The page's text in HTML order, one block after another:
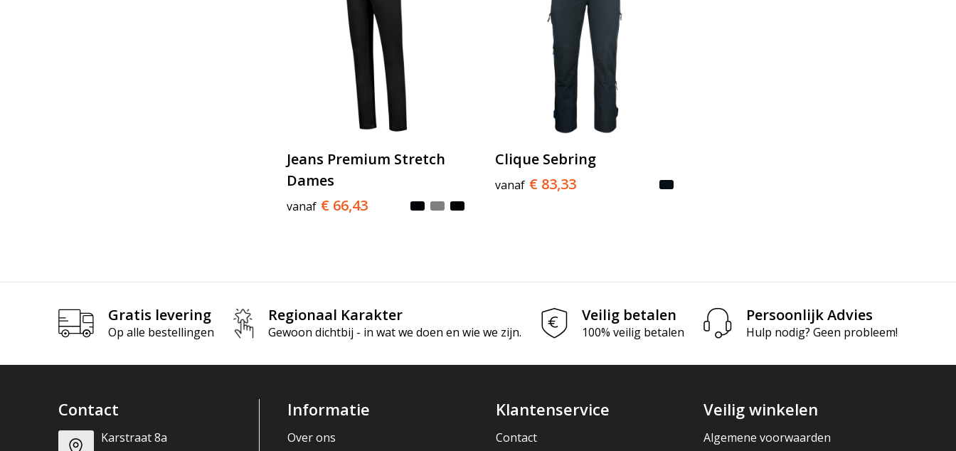
Jeans Premium Stretch
Dames
vanaf € 66,43
Clique Sebring
vanaf € 83,33
Gratis levering
Op alle bestellingen
Regionaal Karakter
Gewoon dichtbij - in wat we doen en wie we zijn.
Veilig betalen
100% veilig betalen
Persoonlijk Advies
Hulp nodig? Geen probleem!
Contact
Karstraat 8a
Informatie
Over ons
Klantenservice
Contact
Veilig winkelen
Algemene voorwaarden